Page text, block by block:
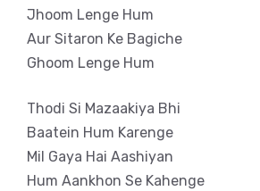
Jhoom Lenge Hum
Aur Sitaron Ke Bagiche
Ghoom Lenge Hum
Thodi Si Mazaakiya Bhi
Baatein Hum Karenge
Mil Gaya Hai Aashiyan
Hum Aankhon Se Kahenge